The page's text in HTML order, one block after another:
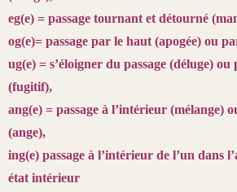
eg(e) = passage tournant et détourné
og(e)= passage par le haut (apogée) ou
ug(e) = s’éloigner du passage (déluge) ou
(fugitif),
ang(e) = passage à l’intérieur (mélange)
(ange),
ing(e) passage à l’intérieur de l’un dans
état intérieur